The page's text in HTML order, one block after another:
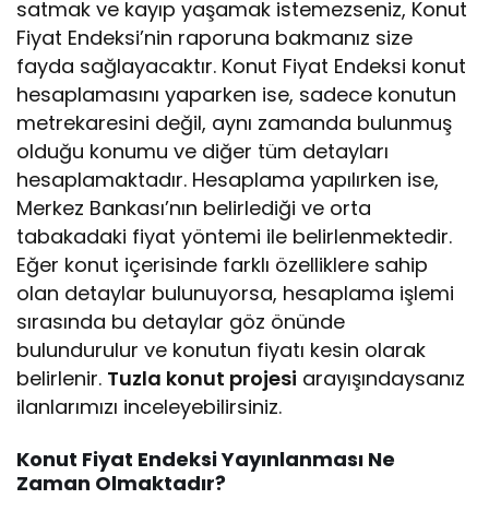
satmak ve kayıp yaşamak istemezseniz, Konut
Fiyat Endeksi’nin raporuna bakmanız size
fayda sağlayacaktır. Konut Fiyat Endeksi konut
hesaplamasını yaparken ise, sadece konutun
metrekaresini değil, aynı zamanda bulunmuş
olduğu konumu ve diğer tüm detayları
hesaplamaktadır. Hesaplama yapılırken ise,
Merkez Bankası’nın belirlediği ve orta
tabakadaki fiyat yöntemi ile belirlenmektedir.
Eğer konut içerisinde farklı özelliklere sahip
olan detaylar bulunuyorsa, hesaplama işlemi
sırasında bu detaylar göz önünde
bulundurulur ve konutun fiyatı kesin olarak
belirlenir. Tuzla konut projesi arayışındaysanız
ilanlarımızı inceleyebilirsiniz.
Konut Fiyat Endeksi Yayınlanması Ne
Zaman Olmaktadır?